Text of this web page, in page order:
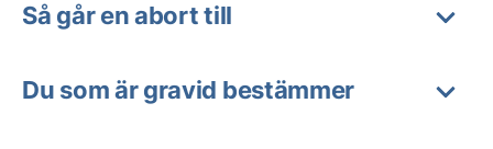
Så går en abort till
Du som är gravid bestämmer